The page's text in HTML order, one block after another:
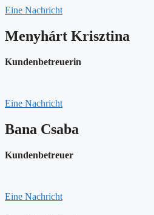
Eine Nachricht
Menyhárt Krisztina
Kundenbetreuerin
Eine Nachricht
Bana Csaba
Kundenbetreuer
Eine Nachricht